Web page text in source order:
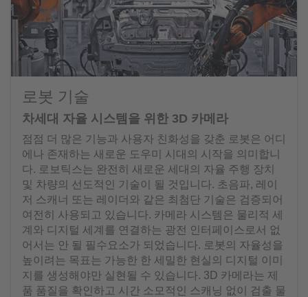
로봇 기술
차세대 자율 시스템을 위한 3D 카메라
점점 더 많은 기능과 사용자 친화성을 갖춘 로봇은 어디
에나 존재하는 새로운 도우미 시대의 시작을 의미합니
다. 로보틱스는 완전히 새로운 세대의 자율 주행 장치
및 차량의 선도적인 기술이 될 것입니다. 초음파, 레이
저 스캐너 또는 레이더와 같은 최첨단 기술은 검증되어
여전히 사용되고 있습니다. 카메라 시스템은 물리적 세
계와 디지털 세계를 연결하는 광전 인터페이스로서 없
어서는 안 될 필수요소가 되었습니다. 로봇의 자율성을
높이려는 목표는 가능한 한 세밀한 현실의 디지털 이미
지를 생성해야만 실현될 수 있습니다. 3D 카메라는 제
품 품질을 확인하고 시간 소모적인 스캐닝 없이 검출 물